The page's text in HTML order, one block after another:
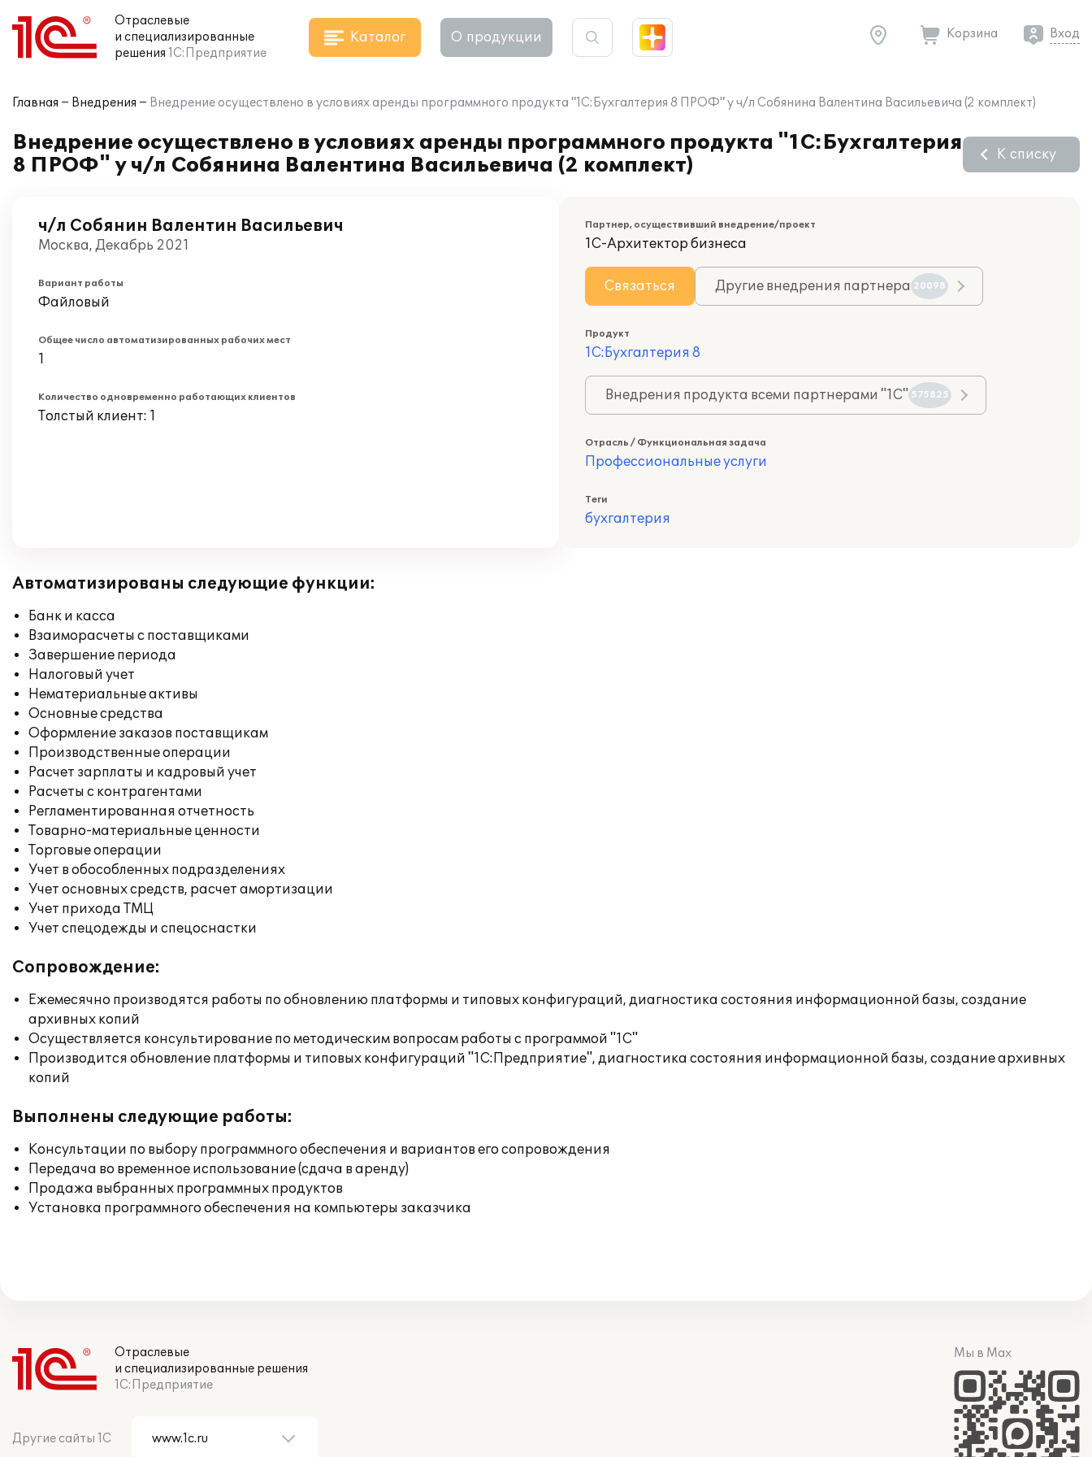
Отраслевые
и специализированные
решения 1С:Предприятие
Каталог О продукции Корзина Вход
Главная Внедрения Внедрение осуществлено в условиях аренды программного продукта "1С:Бухгалтерия 8 ПРОФ" у ч/л Собянина Валентина Васильевича (2 комплект)
Внедрение осуществлено в условиях аренды программного продукта "1С:Бухгалтерия
8 ПРОФ" у ч/л Собянина Валентина Васильевича (2 комплект)
К списку
ч/л Собянин Валентин Васильевич
Москва, Декабрь 2021
Вариант работы
Файловый
Общее число автоматизированных рабочих мест
1
Количество одновременно работающих клиентов
Толстый клиент: 1
Партнер, осуществивший внедрение/проект
1С-Архитектор бизнеса
Связаться Другие внедрения партнера 20098
Продукт
1С:Бухгалтерия 8
Внедрения продукта всеми партнерами "1С" 575825
Отрасль / Функциональная задача
Профессиональные услуги
Теги
бухгалтерия
Автоматизированы следующие функции:
Банк и касса
Взаиморасчеты с поставщиками
Завершение периода
Налоговый учет
Нематериальные активы
Основные средства
Оформление заказов поставщикам
Производственные операции
Расчет зарплаты и кадровый учет
Расчеты с контрагентами
Регламентированная отчетность
Товарно-материальные ценности
Торговые операции
Учет в обособленных подразделениях
Учет основных средств, расчет амортизации
Учет прихода ТМЦ
Учет спецодежды и спецоснастки
Сопровождение:
Ежемесячно производятся работы по обновлению платформы и типовых конфигураций, диагностика состояния информационной базы, создание
архивных копий
Осуществляется консультирование по методическим вопросам работы с программой "1С"
Производится обновление платформы и типовых конфигураций "1С:Предприятие", диагностика состояния информационной базы, создание архивных
копий
Выполнены следующие работы:
Консультации по выбору программного обеспечения и вариантов его сопровождения
Передача во временное использование (сдача в аренду)
Продажа выбранных программных продуктов
Установка программного обеспечения на компьютеры заказчика
Отраслевые
и специализированные решения
1С:Предприятие
Другие сайты 1С
Мы в Max